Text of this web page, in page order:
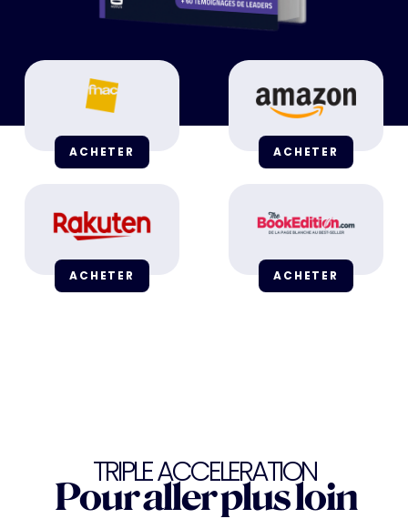
ACHETER ACHETER
ACHETER ACHETER
TRIPLE ACCELERATION
Pour aller plus loin